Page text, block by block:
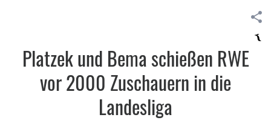
Platzek und Bema schießen RWE
vor 2000 Zuschauern in die
Landesliga